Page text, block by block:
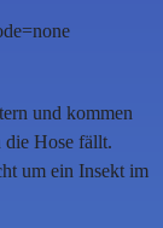
und kommen
die Hose fällt.
um ein Insekt im